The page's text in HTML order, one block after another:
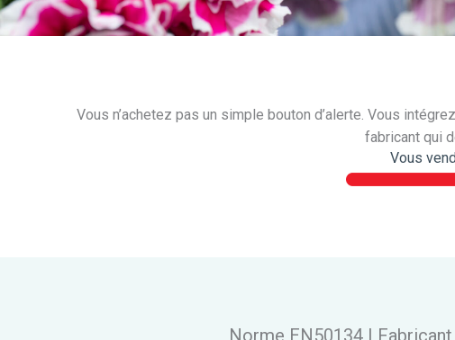
Vous n’achetez pas un simple bouton d’alerte. Vous
fabricant qui
Vous
Norme EN50134 |